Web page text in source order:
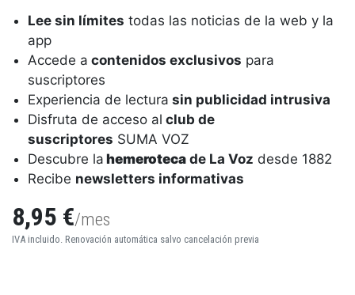
Lee sin límites todas las noticias de la web y la
app
Accede a contenidos exclusivos para
suscriptores
Experiencia de lectura sin publicidad intrusiva
Disfruta de acceso al club de
suscriptores SUMA VOZ
Descubre la hemeroteca de La Voz desde 1882
Recibe newsletters informativas
8,95 €/mes
IVA incluido. Renovación automática salvo cancelación previa